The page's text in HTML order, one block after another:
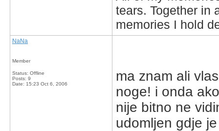
tears. Together in
memories I hold
NaNa
Member
Status: Offline
Posts: 9
Date: 15:23 Oct 6, 2006
ma znam ali
noge! i onda
nije bitno ne
udomljen gdje